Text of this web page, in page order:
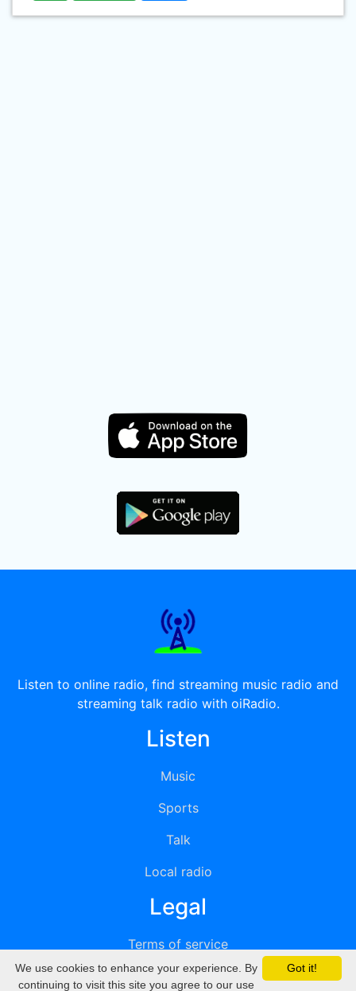
Listen to online radio, find streaming music radio and
streaming talk radio with oiRadio.
Listen
Music
Sports
Talk
Local radio
Legal
Terms of service
Privacy
Got it!
We use cookies to enhance your experience. By
continuing to visit this site you agree to our use